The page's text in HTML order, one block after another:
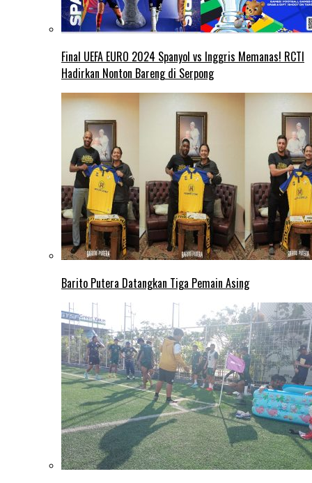
Final UEFA EURO 2024 Spanyol vs Inggris Memanas! RCTI
Hadirkan Nonton Bareng di Serpong
Barito Putera Datangkan Tiga Pemain Asing